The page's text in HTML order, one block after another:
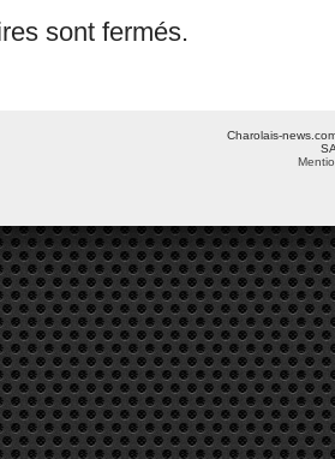
sont fermés.
Charolais-